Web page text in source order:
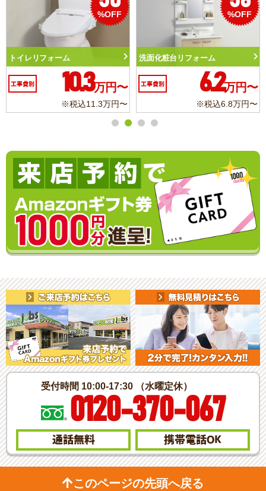
%OFF
トイレリフォーム
工事費別 10.3万円〜
※税込11.3万円〜
%OFF
洗面化粧台リフォーム
工事費別 6.2万円〜
※税込6.8万円〜
受付時間 10:00-17:30 （水曜定休）
0120-370-067
通話無料 携帯電話OK
このページの先頭へ戻る